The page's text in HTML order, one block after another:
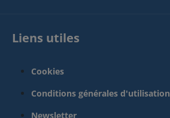
Liens utiles
Cookies
Conditions générales d'utilisation
Newsletter